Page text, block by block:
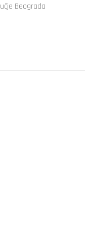
Beograda